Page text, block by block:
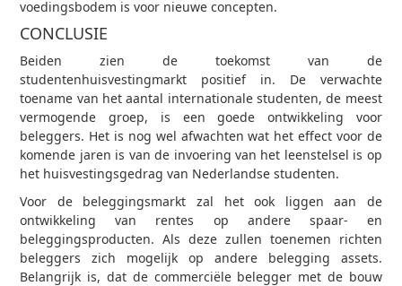
voedingsbodem is voor nieuwe concepten.
CONCLUSIE
Beiden zien de toekomst van de
studentenhuisvestingmarkt positief in. De verwachte
toename van het aantal internationale studenten, de meest
vermogende groep, is een goede ontwikkeling voor
beleggers. Het is nog wel afwachten wat het effect voor de
komende jaren is van de invoering van het leenstelsel is op
het huisvestingsgedrag van Nederlandse studenten.
Voor de beleggingsmarkt zal het ook liggen aan de
ontwikkeling van rentes op andere spaar- en
beleggingsproducten. Als deze zullen toenemen richten
beleggers zich mogelijk op andere belegging assets.
Belangrijk is, dat de commerciële belegger met de bouw